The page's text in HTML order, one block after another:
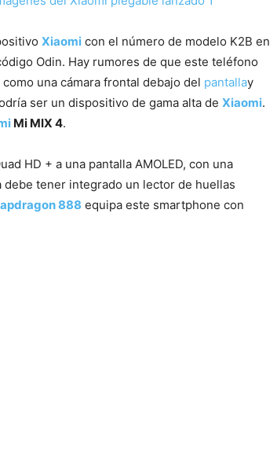
Xiaomi con el número de modelo K2B en
Odin. Hay rumores de que este teléfono
una cámara frontal debajo del pantallay
ser un dispositivo de gama alta de Xiaomi.
Mi MIX 4.
HD + a una pantalla AMOLED, con una
debe tener integrado un lector de huellas
888 equipa este smartphone con